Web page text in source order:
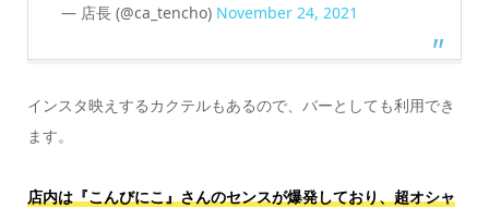
— 店長 (@ca_tencho) November 24, 2021
インスタ映えするカクテルもあるので、バーとしても利用でき
ます。
店内は『こんびにこ』さんのセンスが爆発しており、超オシャ